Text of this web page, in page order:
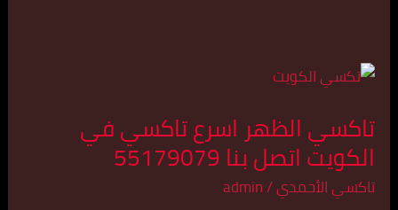
تاكسي الظهر اسرع تاكسي في
الكويت اتصل بنا 55179079
تاكسي الأحمدي/
admin
تاكسي
اسرع
تاكسي
في